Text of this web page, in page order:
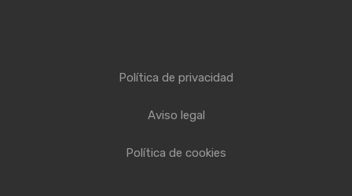
Política de privacidad
Aviso legal
Política de cookies